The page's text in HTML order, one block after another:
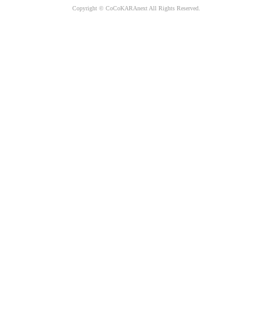
Copyright © CoCoKARAnext All Rights Reserved.